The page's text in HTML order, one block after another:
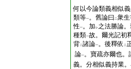
何以今論類義相似義
類等一。舊論曰 二衆
性一。加 レ之法勝論
種類一故。爾光記初
背二諸論一。後釋依 二
論一。寶疏亦爾也。
義。分相似義持業